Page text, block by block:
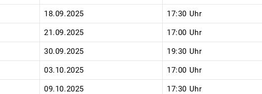
18.09.2025 17:30 Uhr
21.09.2025 17:00 Uhr
30.09.2025 19:30 Uhr
03.10.2025 17:00 Uhr
09.10.2025 17:30 Uhr